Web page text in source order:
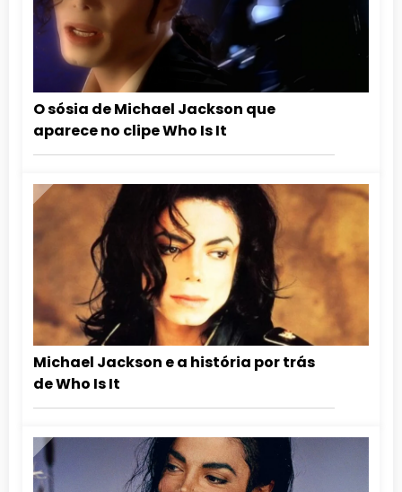
O sósia de Michael Jackson que
aparece no clipe Who Is It
Michael Jackson e a história por trás
de Who Is It